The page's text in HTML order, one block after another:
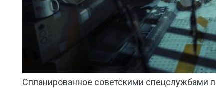
Спланированное советскими спецслужбами